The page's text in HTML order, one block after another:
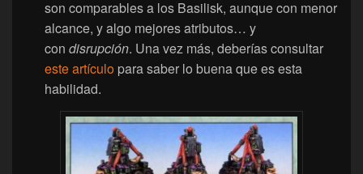
son comparables a los Basilisk, aunque con menor
alcance, y algo mejores atributos… y
con disrupción. Una vez más, deberías consultar
este artículo para saber lo buena que es esta
habilidad.